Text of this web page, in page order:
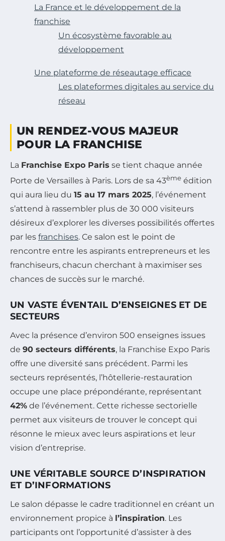
La France et le développement de la
franchise
Un écosystème favorable au
développement
Une plateforme de réseautage efficace
Les plateformes digitales au service du
réseau
UN RENDEZ-VOUS MAJEUR
POUR LA FRANCHISE
La Franchise Expo Paris se tient chaque année
Porte de Versailles à Paris. Lors de sa 43ème édition
qui aura lieu du 15 au 17 mars 2025, l’événement
s’attend à rassembler plus de 30 000 visiteurs
désireux d’explorer les diverses possibilités offertes
par les franchises. Ce salon est le point de
rencontre entre les aspirants entrepreneurs et les
franchiseurs, chacun cherchant à maximiser ses
chances de succès sur le marché.
UN VASTE ÉVENTAIL D’ENSEIGNES ET DE
SECTEURS
Avec la présence d’environ 500 enseignes issues
de 90 secteurs différents, la Franchise Expo Paris
offre une diversité sans précédent. Parmi les
secteurs représentés, l’hôtellerie-restauration
occupe une place prépondérante, représentant
42% de l’événement. Cette richesse sectorielle
permet aux visiteurs de trouver le concept qui
résonne le mieux avec leurs aspirations et leur
vision d’entreprise.
UNE VÉRITABLE SOURCE D’INSPIRATION
ET D’INFORMATIONS
Le salon dépasse le cadre traditionnel en créant un
environnement propice à l’inspiration. Les
participants ont l’opportunité d’assister à des